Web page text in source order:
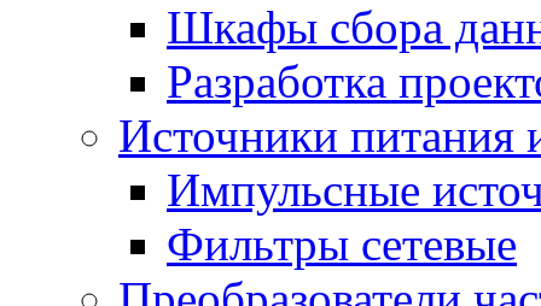
Шкафы сбора
Разработка
Источники питания
Импульсные
Фильтры сетевые